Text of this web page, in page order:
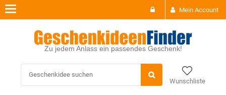
Mein Account
Zu jedem Anlass ein passendes Geschenk!
Wunschliste
Toggle
navigation